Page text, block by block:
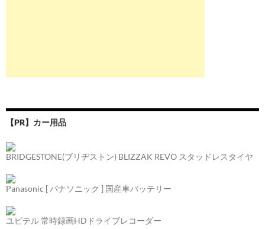
【PR】カー用品
BRIDGESTONE(ブリヂストン) BLIZZAK REVO スタッドレスタイヤ
Panasonic [ パナソニック ] 国産車バッテリー
ユピテル 常時録画HDドライブレコーダー